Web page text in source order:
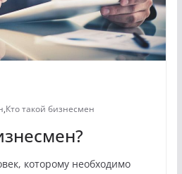
,Кто такой бизнесмен
которому необходимо